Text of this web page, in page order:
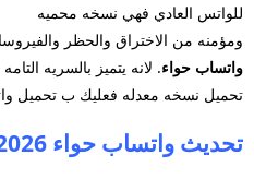
للواتس العادي فهي نسخه محميه
ومؤمنه من الاختراق والحظر
واتساب حواء. لانه يتميز بالسريه
تحميل نسخه معدله فعليك ب تحميل
تحديث واتساب حواء 2026 Hawhatsapp